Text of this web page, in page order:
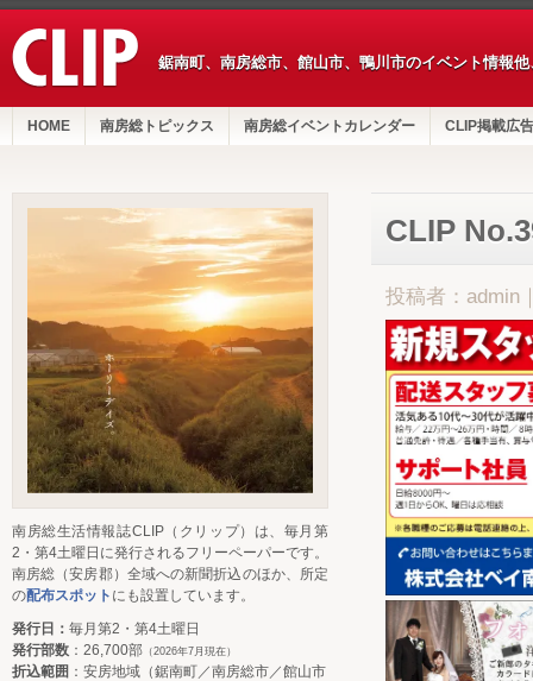
鋸南町、南房総市、館山市、鴨川市のイベント情報
HOME 南房総トピックス 南房総イベントカレンダー CLIP掲載広告
CLIP
投稿者：admin
南房総生活情報誌CLIP（クリップ）は、毎月第
2・第4土曜日に発行されるフリーペーパーです。
南房総（安房郡）全域への新聞折込のほか、所定
の配布スポット にも設置しています。
発行日： 毎月第2・第4土曜日
発行部数 ：26,700部 （2026年7月現在）
折込範囲 ：安房地域（鋸南町／南房総市／館山市